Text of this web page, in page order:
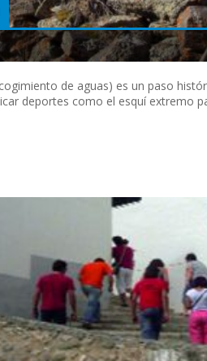
de aguas) es un paso
deportes como el esquí extremo